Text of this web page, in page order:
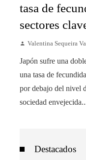
tasa de
sectores
Valentina Sequeira
Japón sufre una
una tasa de
por debajo del nivel
sociedad
Destacados